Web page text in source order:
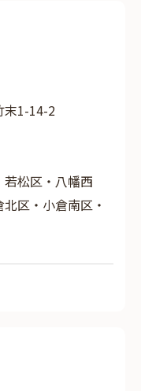
末1-14-2
松区・八幡西
区・小倉南区・